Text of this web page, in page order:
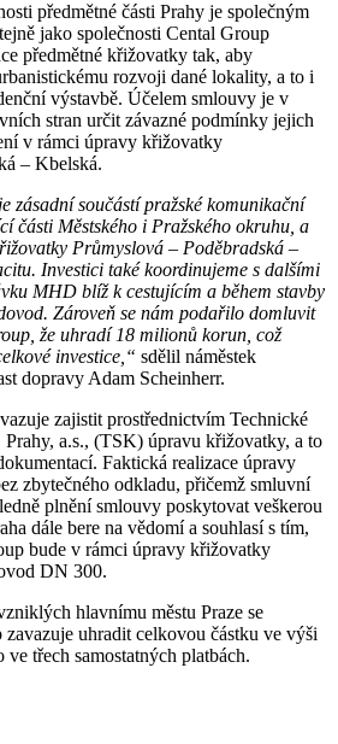
předmětné části Prahy je společným
jako společnosti Cental Group
předmětné křižovatky tak, aby
rozvoji dané lokality, a to i
výstavbě. Účelem smlouvy je v
stran určit závazné podmínky jejich
v rámci úpravy křižovatky
– Kbelská.
zásadní součástí pražské komunikační
části Městského i Pražského okruhu, a
Průmyslová – Poděbradská –
Investici také koordinujeme s dalšími
MHD blíž k cestujícím a během stavby
Zároveň se nám podařilo domluvit
že uhradí 18 milionů korun, což
investice,“ sdělil náměstek
dopravy Adam Scheinherr.
zajistit prostřednictvím Technické
a.s., (TSK) úpravu křižovatky, a to
Faktická realizace úpravy
zbytečného odkladu, přičemž smluvní
plnění smlouvy poskytovat veškerou
dále bere na vědomí a souhlasí s tím,
bude v rámci úpravy křižovatky
DN 300.
hlavnímu městu Praze se
zavazuje uhradit celkovou částku ve výši
třech samostatných platbách.